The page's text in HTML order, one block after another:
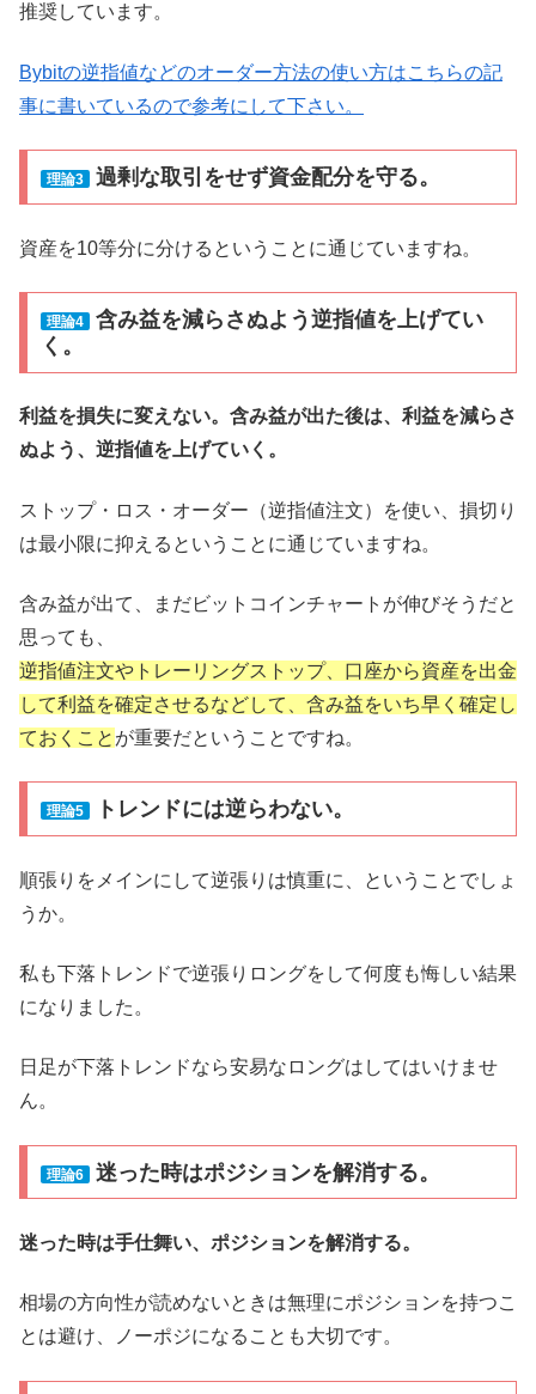
推奨しています。
Bybitの逆指値などのオーダー方法の使い方はこちらの記
事に書いているので参考にして下さい。
理論3 過剰な取引をせず資金配分を守る。
資産を10等分に分けるということに通じていますね。
理論4 含み益を減らさぬよう逆指値を上げてい
く。
利益を損失に変えない。含み益が出た後は、利益を減らさ
ぬよう、逆指値を上げていく。
ストップ・ロス・オーダー（逆指値注文）を使い、損切り
は最小限に抑えるということに通じていますね。
含み益が出て、まだビットコインチャートが伸びそうだと
思っても、
逆指値注文やトレーリングストップ、口座から資産を出金
して利益を確定させるなどして、含み益をいち早く確定し
ておくこと が重要だということですね。
理論5 トレンドには逆らわない。
順張りをメインにして逆張りは慎重に、ということでしょ
うか。
私も下落トレンドで逆張りロングをして何度も悔しい結果
になりました。
日足が下落トレンドなら安易なロングはしてはいけませ
ん。
理論6 迷った時はポジションを解消する。
迷った時は手仕舞い、ポジションを解消する。
相場の方向性が読めないときは無理にポジションを持つこ
とは避け、ノーポジになることも大切です。